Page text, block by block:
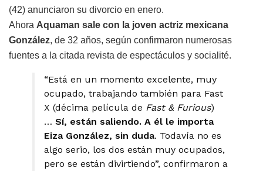
(42) anunciaron su divorcio en enero.
Ahora Aquaman sale con la joven actriz mexicana
González, de 32 años, según confirmaron numerosas
fuentes a la citada revista de espectáculos y socialité.
“Está en un momento excelente, muy
ocupado, trabajando también para Fast
X (décima película de Fast & Furious)
… Sí, están saliendo. A él le importa
Eiza González, sin duda. Todavía no es
algo serio, los dos están muy ocupados,
pero se están divirtiendo”, confirmaron a